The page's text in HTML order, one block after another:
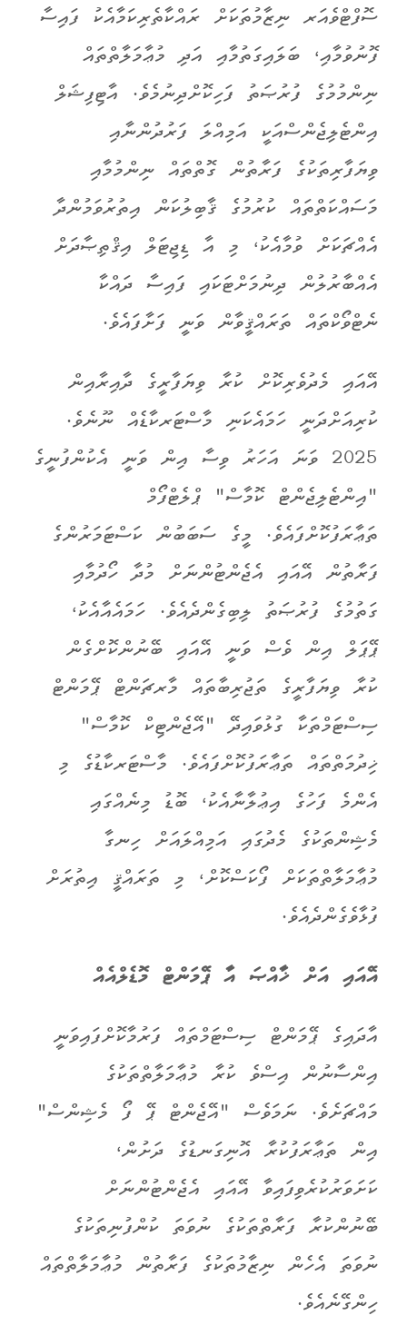
ސޮފްޓްވެއަރ ނިޒާމުތަކަށް ރައްކާތެރިކަމާއެކު ފައިސާ
ފޮނުވުމާއި، ބަލައިގަތުމާއި އަދި މުޢާމަލާތްތައް
ނިންމުމުގެ ފުރުޞަތު ފަހިކޮށްދިނުމެވެ. އާޓިފިޝަލް
އިންޓެލިޖެންސްއަކީ އަމިއްލަ ފަރުދުންނާއި
ވިޔަފާރިތަކުގެ ފަރާތުން ގޮތްތައް ނިންމުމާއި
މަސައްކަތްތައް ކުރުމުގެ ޤާބިލުކަން އިތުރުވަމުންދާ
އެއްޗަކަށް ވުމާއެކު، މި އާ ޑިޖިޓަލް އިޤްތިޞާދަށް
އެއްބާރުލުން ދިނުމަށްޓަކައި ފައިސާ ދައްކާ
ނެޓްވޯކްތައް ތަރައްޤީވާން ވަނީ ފަށާފައެވެ.
އޭއައި މެދުވެރިކޮށް ކުރާ ވިޔަފާރީގެ ދާއިރާއިން
ކުރިއަށްދަނީ ހަމައެކަނި މާސްޓަރކާޑެއް ނޫނެވެ.
2025 ވަނަ އަހަރު ވިސާ އިން ވަނީ އެކުންފުނީގެ
"އިންޓެލިޖެންޓް ކޮމާސް" ޕްލެޓްފޯމް
ތަޢާރަފުކޮށްފައެވެ. މީގެ ސަބަބުން ކަސްޓަމަރުންގެ
ފަރާތުން އޭއައި އެޖެންޓުންނަށް މުދާ ހޯދުމާއި
ގަތުމުގެ ފުރުޞަތު ލިބިގެންދެއެވެ. ހަމައެއާއެކު،
ޕޭޕަލް އިން ވެސް ވަނީ އޭއައި ބޭނުންކޮށްގެން
ކުރާ ވިޔަފާރީގެ ތަޖުރިބާތައް މާރޗަންޓް ޕޭމަންޓް
ސިސްޓަމްތަކާ ގުޅުވައިދޭ "އޭޖެންޓިކް ކޮމާސް"
ޚިދުމަތްތައް ތަޢާރަފުކޮށްފައެވެ. މާސްޓަރކާޑުގެ މި
އެންމެ ފަހުގެ އިޢުލާނާއެކު، ބޮޑު މިނެއްގައި
މެޝިންތަކުގެ މެދުގައި އަމިއްލައަށް ހިނގާ
މުޢާމަލާތްތަކަށް ފޯކަސްކޮށް، މި ތަރައްޤީ އިތުރަށް
ފުޅާވެގެންދެއެވެ.
އޭއައި އަށް ޚާއްޞަ އާ ޕޭމަންޓް މޮޑެލްއެއް
އާދައިގެ ޕޭމަންޓް ސިސްޓަމްތައް ފަރުމާކޮށްފައިވަނީ
އިންސާނުން އިސްވެ ކުރާ މުޢާމަލާތްތަކުގެ
މައްޗަށެވެ. ނަމަވެސް "އޭޖެންޓް ޕޭ ފޯ މެޝިންސް"
އިން ތަޢާރަފުކުރާ އޮނިގަނޑުގެ ދަށުން،
ކަށަވަރުކުރެވިފައިވާ އޭއައި އެޖެންޓުންނަށް
ބޭނުންކުރާ ފަރާތްތަކުގެ ނުވަތަ ކުންފުނިތަކުގެ
ނުވަތަ އެހެން ނިޒާމުތަކުގެ ފަރާތުން މުޢާމަލާތްތައް
ހިންގޭނެއެވެ.